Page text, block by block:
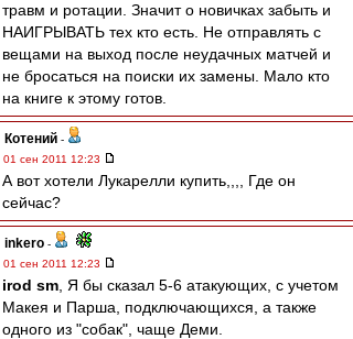
травм и ротации. Значит о новичках забыть и
НАИГРЫВАТЬ тех кто есть. Не отправлять с
вещами на выход после неудачных матчей и
не бросаться на поиски их замены. Мало кто
на книге к этому готов.
Котений -
01 сен 2011 12:23
А вот хотели Лукарелли купить,,,, Где он
сейчас?
inkero -
01 сен 2011 12:23
irod sm , Я бы сказал 5-6 атакующих, с учетом
Макея и Парша, подключающихся, а также
одного из "собак", чаще Деми.